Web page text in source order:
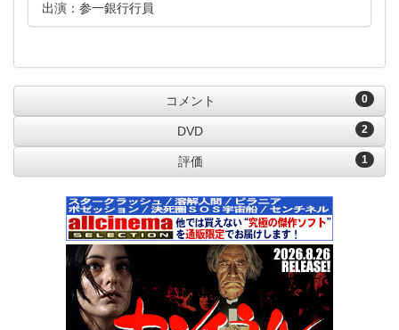
出演：参一銀行行員
0
コメント
2
DVD
1
評価